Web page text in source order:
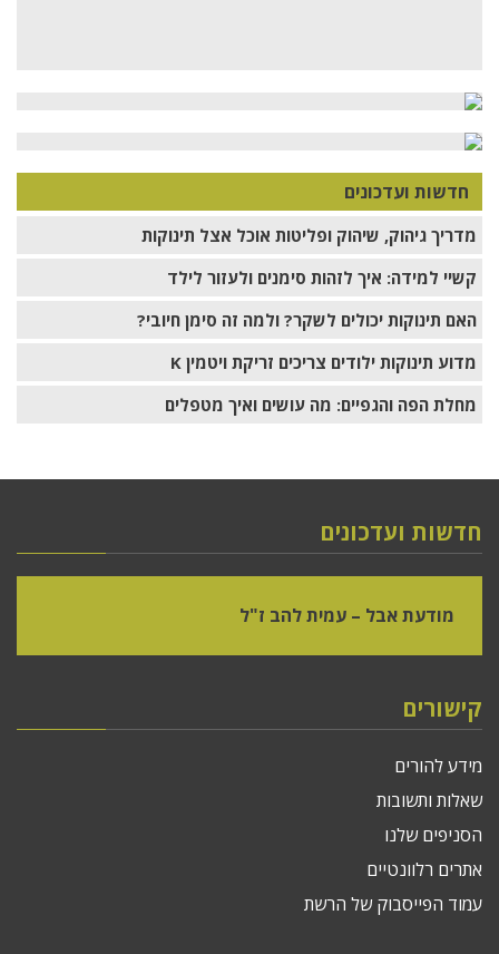
חדשות ועדכונים
מדריך גיהוק, שיהוק ופליטות אוכל אצל תינוקות
קשיי למידה: איך לזהות סימנים ולעזור לילד
האם תינוקות יכולים לשקר? ולמה זה סימן חיובי?
מדוע תינוקות ילודים צריכים זריקת ויטמין K
מחלת הפה והגפיים: מה עושים ואיך מטפלים
חדשות ועדכונים
מודעת אבל – עמית להב ז"ל
קישורים
מידע להורים
שאלות ותשובות
הסניפים שלנו
אתרים רלוונטיים
עמוד הפייסבוק של הרשת